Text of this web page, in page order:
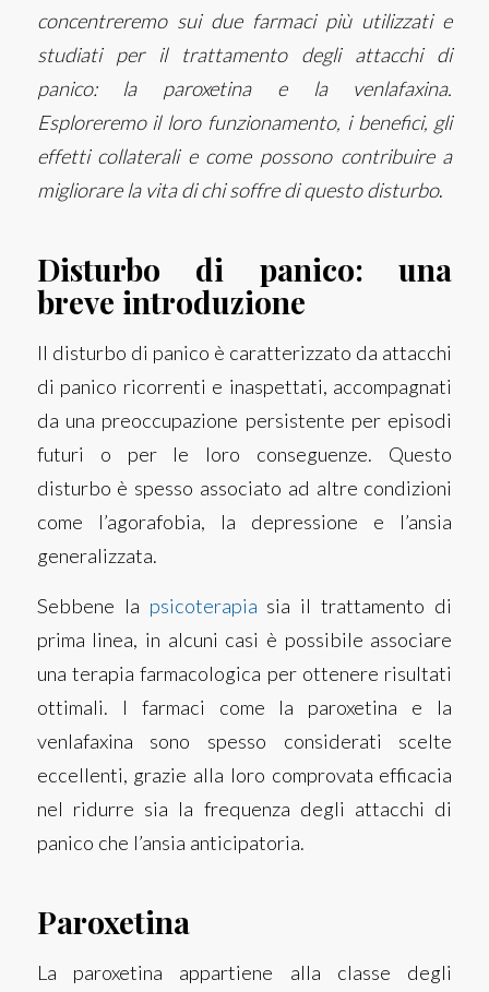
concentreremo sui due farmaci più utilizzati e
studiati per il trattamento degli attacchi di
panico: la paroxetina e la venlafaxina.
Esploreremo il loro funzionamento, i benefici, gli
effetti collaterali e come possono contribuire a
migliorare la vita di chi soffre di questo disturbo.
Disturbo di panico: una
breve introduzione
Il disturbo di panico è caratterizzato da attacchi
di panico ricorrenti e inaspettati, accompagnati
da una preoccupazione persistente per episodi
futuri o per le loro conseguenze. Questo
disturbo è spesso associato ad altre condizioni
come l’agorafobia, la depressione e l’ansia
generalizzata.
Sebbene la psicoterapia sia il trattamento di
prima linea, in alcuni casi è possibile associare
una terapia farmacologica per ottenere risultati
ottimali. I farmaci come la paroxetina e la
venlafaxina sono spesso considerati scelte
eccellenti, grazie alla loro comprovata efficacia
nel ridurre sia la frequenza degli attacchi di
panico che l’ansia anticipatoria.
Paroxetina
La paroxetina appartiene alla classe degli